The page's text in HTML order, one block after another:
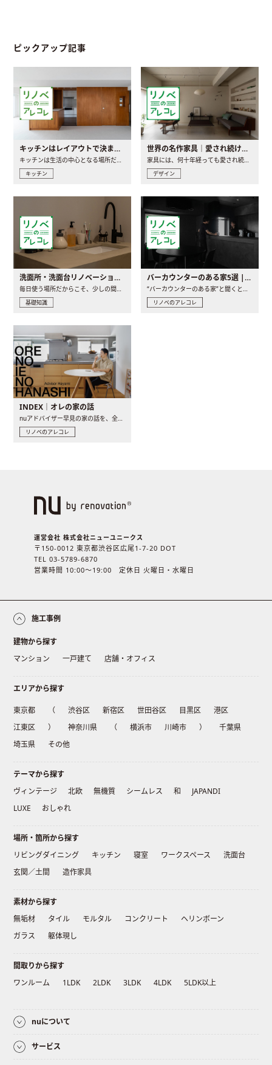
ピックアップ記事
キッチンはレイアウトで決まる。後悔しないための考え方と選び方
キッチン
世界の名作家具｜愛され続ける理由と一生モノとの出会い方
デザイン
洗面所・洗面台リノベーションの事例と間取りアイデア
毎日使う場所だからこそ、少しの間取りの工夫や素材の選び方で..
基礎知識
バーカウンターのある家5選 | 日常に馴染む“距離の近い”キッチンとは
“バーカウンターのある家”と聞くと、少し特別な、大人のための..
リノベのアレコレ
INDEX｜オレの家の話
リノベのアレコレ
運営会社 株式会社ニューユニークス
〒150-0012 東京都渋谷区広尾1-7-20 DOT
TEL 03-5789-6870
営業時間 10:00〜19:00 定休日 火曜日・水曜日
施工事例
建物から探す
マンション
一戸建て 店舗・オフィス
エリアから探す
東京都 （ 渋谷区 新宿区 世田谷区 目黒区
港区
江東区
） 神奈川県 （ 横浜市 川崎市 ）
千葉県
埼玉県
その他
テーマから探す
ヴィンテージ
北欧 無機質 シームレス 和
JAPANDI
LUXE
おしゃれ
場所・箇所から探す
リビングダイニング
キッチン 寝室 ワークスペース
洗面台
玄関／土間
造作家具
素材から探す
無垢材
タイル モルタル コンクリート
ヘリンボーン
ガラス
躯体現し
間取りから探す
ワンルーム
1LDK 2LDK 3LDK 4LDK 5LDK以上
nuについて
サービス